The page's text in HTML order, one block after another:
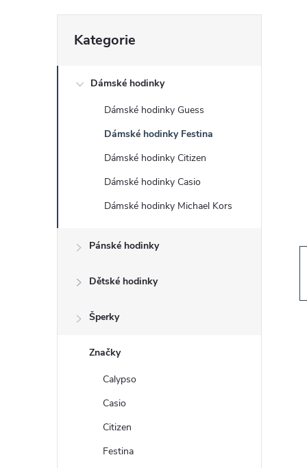
o
n
kategorie
Kategorie
Dámské hodinky
Dámské hodinky Guess
Dámské hodinky Festina
Dámské hodinky Citizen
Dámské hodinky Casio
Dámské hodinky Michael Kors
Pánské hodinky
Dětské hodinky
Šperky
Značky
Calypso
Casio
Citizen
Festina